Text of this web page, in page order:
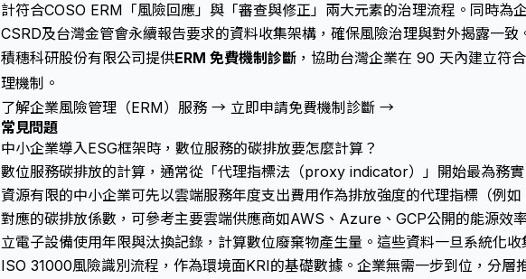
計符合COSO ERM「風險回應」與「審查與修正」兩大元素的治理流程。同時為
CSRD及台灣金管會永續報告要求的資料收集架構，確保風險治理與對外揭露一致
積穗科研股份有限公司提供ERM 免費機制診斷 ，協助台灣企業在 90 天內建立符
理機制。
了解企業風險管理（ERM）服務 → 立即申請免費機制診斷 →
常見問題
中小企業導入ESG框架時，數位服務的碳排放要怎麼計算？
數位服務碳排放的計算，通常從「代理指標法（proxy indicator）」開始最為務實
資源有限的中小企業可先以雲端服務年度支出費用作為排放強度的代理指標（例
對應的碳排放係數，可參考主要雲端供應商如AWS、Azure、GCP公開的能源效
立電子設備使用年限與汰換記錄，計算數位廢棄物產生量。這些資料一旦系統化
ISO 31000風險識別流程，作為環境面KRI的基礎數據。企業無需一步到位，分層